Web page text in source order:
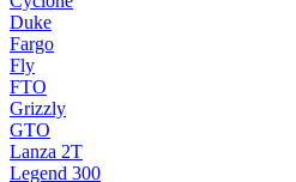
Duke
Fargo
Fly
FTO
Grizzly
GTO
Lanza 2T
Legend 300